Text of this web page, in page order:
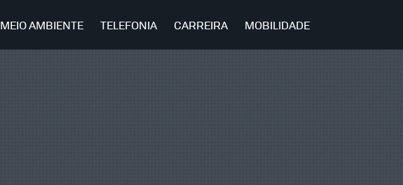
MEIO AMBIENTE TELEFONIA CARREIRA MOBILIDADE